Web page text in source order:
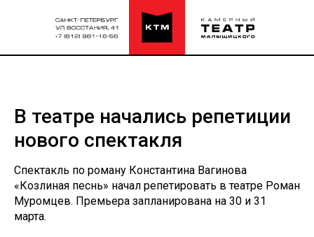
В театре начались репетиции
нового спектакля
Спектакль по роману Константина Вагинова
«Козлиная песнь» начал репетировать в театре Роман
Муромцев. Премьера запланирована на 30 и 31
марта.